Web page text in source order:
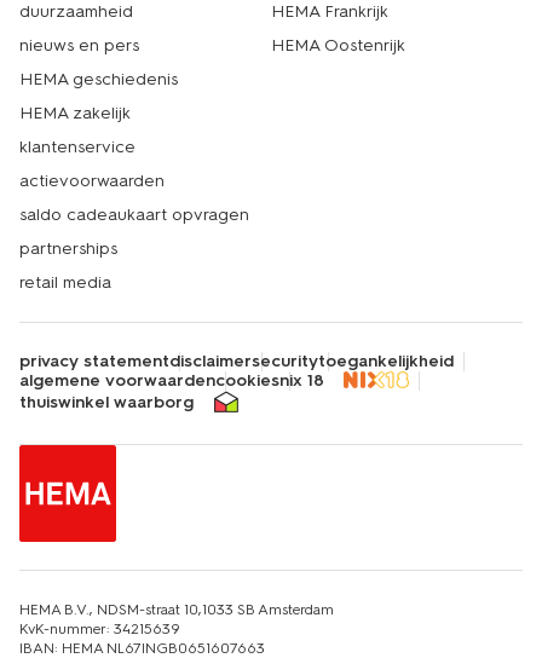
duurzaamheid
nieuws en pers
HEMA geschiedenis
HEMA zakelijk
klantenservice
actievoorwaarden
saldo cadeaukaart opvragen
partnerships
retail media
HEMA Frankrijk
HEMA Oostenrijk
privacy statementdisclaimersecuritytoegankelijkheid
algemene voorwaardencookiesnix 18
thuiswinkel waarborg
HEMA B.V., NDSM-straat 10,1033 SB Amsterdam
KvK-nummer: 34215639
IBAN: HEMA NL67INGB0651607663